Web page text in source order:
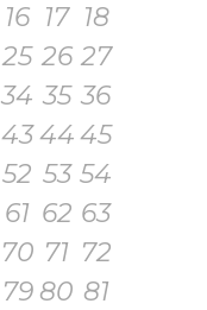
16 17 18
25 26 27
34 35 36
434445
52 53 54
61 62 63
70 71 72
79 80 81